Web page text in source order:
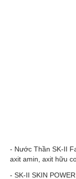
- Nước Thần SK-II
axit amin, axit hữu
- SK-II SKIN